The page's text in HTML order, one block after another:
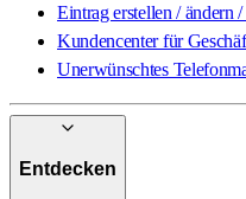
Eintrag erstellen / ändern
Kundencenter für
Unerwünschtes
Entdecken